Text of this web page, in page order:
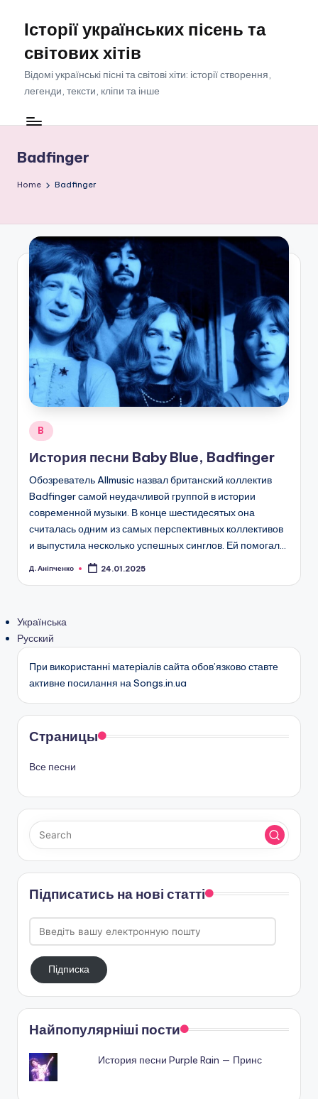
content
Історії українських пісень та
світових хітів
Відомі українські пісні та світові хіти: історії створення,
легенди, тексти, кліпи та інше
Badfinger
Home Badfinger
Posted
in
B
История песни Baby Blue, Badfinger
Обозреватель Allmusic назвал британский коллектив
Badfinger самой неудачливой группой в истории
современной музыки. В конце шестидесятых она
считалась одним из самых перспективных коллективов
и выпустила несколько успешных синглов. Ей помогал…
Posted
Д. Аніпченко 24.01.2025
Українська
Русский
При використанні матеріалів сайта обов’язково ставте
активне посилання на Songs.in.ua
Страницы
Все песни
Підписатись на нові статті
вашу
електронную
поштуПідписка
Найпопулярніші пости
История песни Purple Rain — Принс